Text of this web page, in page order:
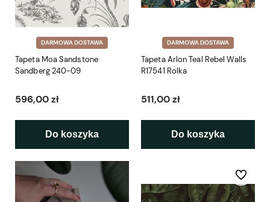
DARMOWA DOSTAWA
Tapeta Moa Sandstone
Sandberg 240-09
596,00 zł
Do koszyka
DARMOWA DOSTAWA
Tapeta Arlon Teal Rebel Walls
R17541 Rolka
511,00 zł
Do koszyka
Do